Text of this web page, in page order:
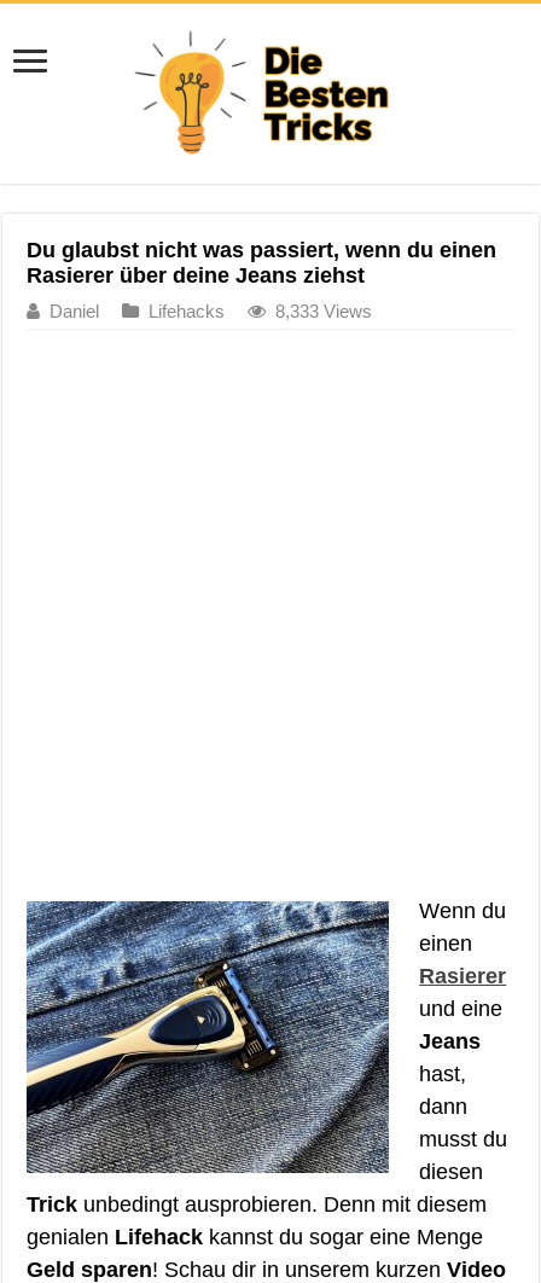
Du glaubst nicht was passiert, wenn du einen
Rasierer über deine Jeans ziehst
Daniel Lifehacks 8,333 Views
Wenn du
einen
Rasierer
und eine
Jeans
hast,
dann
musst du
diesen
Trick unbedingt ausprobieren. Denn mit diesem
genialen Lifehack kannst du sogar eine Menge
Geld sparen! Schau dir in unserem kurzenVideo